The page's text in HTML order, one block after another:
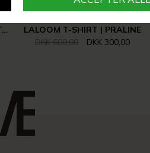
LUCIANNE REGULAR FIT TOP | BROWN
LALOOM T-SHIRT | PRALINE
DKK 600,00
DKK 300,00